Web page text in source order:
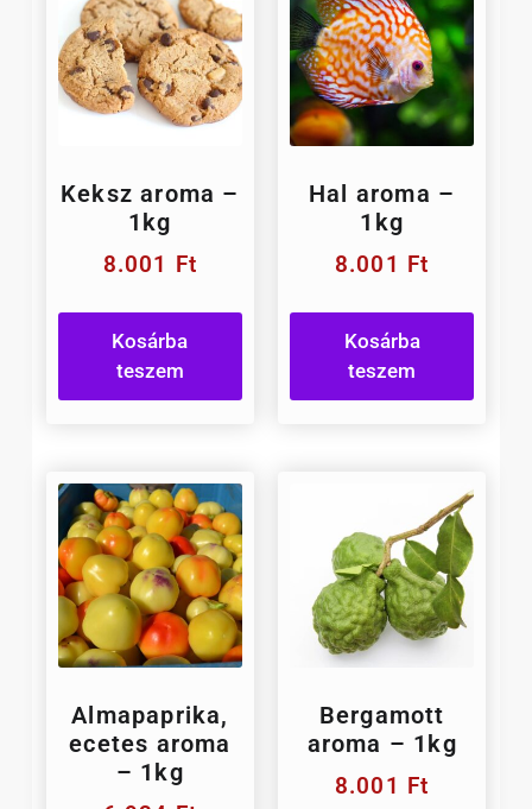
Keksz aroma –
1kg
8.001 Ft
Kosárba
teszem
Hal aroma –
1kg
8.001 Ft
Kosárba
teszem
Almapaprika,
ecetes aroma
– 1kg
Bergamott
aroma – 1kg
8.001 Ft